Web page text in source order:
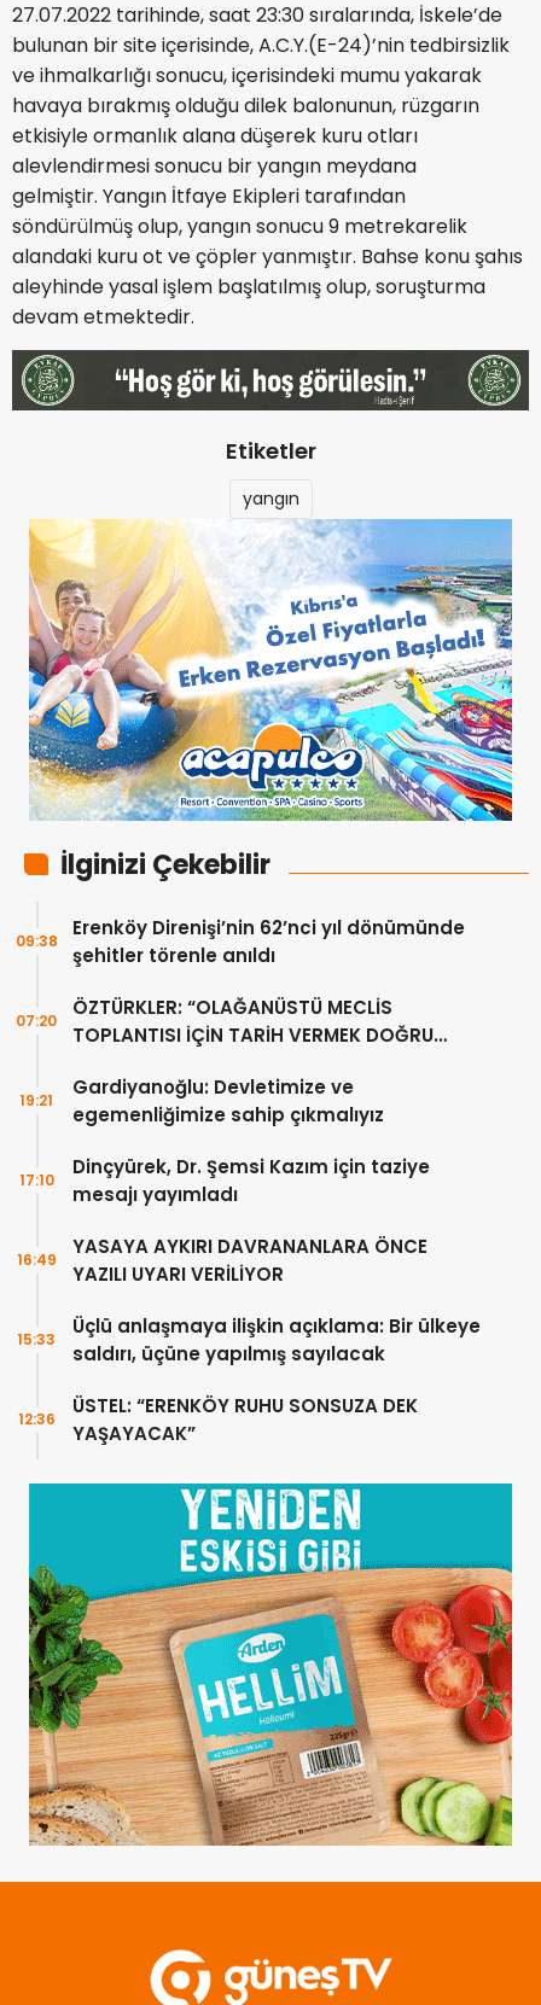
27.07.2022 tarihinde, saat 23:30 sıralarında, İskele’de
bulunan bir site içerisinde, A.C.Y.(E-24)’nin tedbirsizlik
ve ihmalkarlığı sonucu, içerisindeki mumu yakarak
havaya bırakmış olduğu dilek balonunun, rüzgarın
etkisiyle ormanlık alana düşerek kuru otları
alevlendirmesi sonucu bir yangın meydana
gelmiştir. Yangın İtfaye Ekipleri tarafından
söndürülmüş olup, yangın sonucu 9 metrekarelik
alandaki kuru ot ve çöpler yanmıştır. Bahse konu şahıs
aleyhinde yasal işlem başlatılmış olup, soruşturma
devam etmektedir.
Etiketler
yangın
İlginizi Çekebilir
Erenköy Direnişi’nin 62’nci yıl dönümünde
şehitler törenle anıldı
09:38
ÖZTÜRKLER: “OLAĞANÜSTÜ MECLİS
TOPLANTISI İÇİN TARİH VERMEK DOĞRU
07:20
Gardiyanoğlu: Devletimize ve
egemenliğimize sahip çıkmalıyız
19:21
Dinçyürek, Dr. Şemsi Kazım için taziye
mesajı yayımladı
17:10
YASAYA AYKIRI DAVRANANLARA ÖNCE
YAZILI UYARI VERİLİYOR
16:49
Üçlü anlaşmaya ilişkin açıklama: Bir ülkeye
saldırı, üçüne yapılmış sayılacak
15:33
ÜSTEL: “ERENKÖY RUHU SONSUZA DEK
YAŞAYACAK”
12:36